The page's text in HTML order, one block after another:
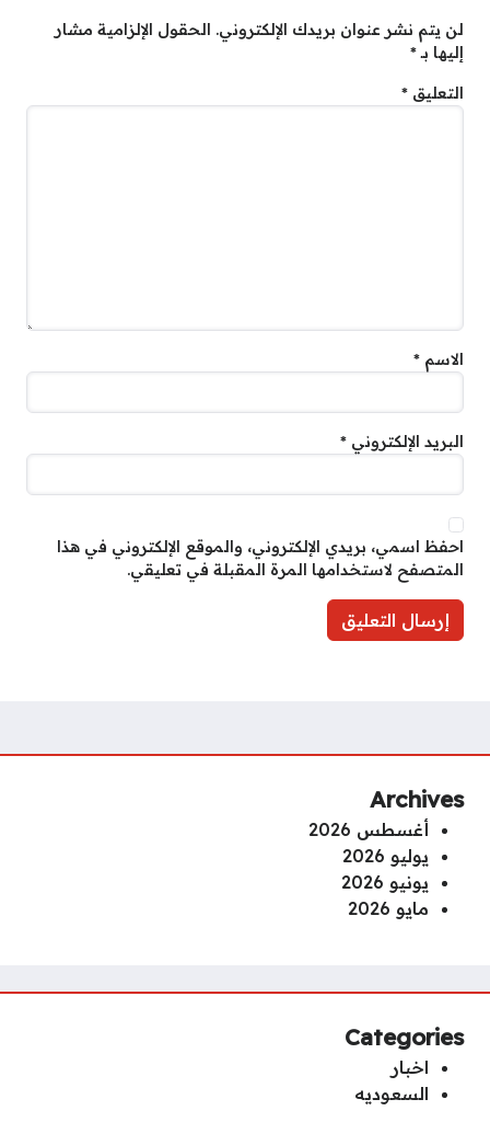
لن يتم نشر عنوان بريدك الإلكتروني.
الحقول الإلزامية مشار
إليها بـ*
التعليق *
الاسم *
البريد الإلكتروني *
احفظ اسمي، بريدي الإلكتروني، والموقع الإلكتروني في هذا
المتصفح لاستخدامها المرة المقبلة في تعليقي.
Archives
أغسطس 2026
يوليو 2026
يونيو 2026
مايو 2026
Categories
اخبار
السعوديه